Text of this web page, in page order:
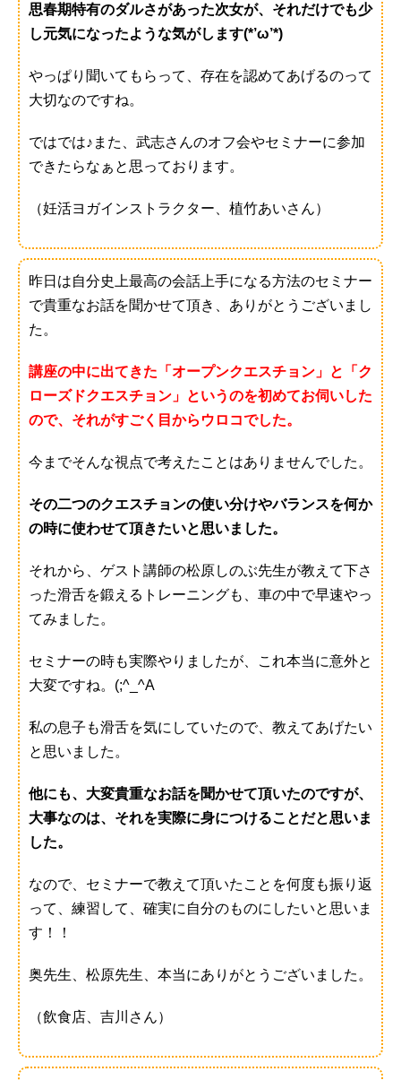
思春期特有のダルさがあった次女が、それだけでも少
し元気になったような気がします(*’ω’*)
やっぱり聞いてもらって、存在を認めてあげるのって
大切なのですね。
ではでは♪また、武志さんのオフ会やセミナーに参加
できたらなぁと思っております。
（妊活ヨガインストラクター、植竹あいさん）
昨日は自分史上最高の会話上手になる方法のセミナー
で貴重なお話を聞かせて頂き、ありがとうございまし
た。
講座の中に出てきた「オープンクエスチョン」と「ク
ローズドクエスチョン」というのを初めてお伺いした
ので、それがすごく目からウロコでした。
今までそんな視点で考えたことはありませんでした。
その二つのクエスチョンの使い分けやバランスを何か
の時に使わせて頂きたいと思いました。
それから、ゲスト講師の松原しのぶ先生が教えて下さ
った滑舌を鍛えるトレーニングも、車の中で早速やっ
てみました。
セミナーの時も実際やりましたが、これ本当に意外と
大変ですね。(;^_^A
私の息子も滑舌を気にしていたので、教えてあげたい
と思いました。
他にも、大変貴重なお話を聞かせて頂いたのですが、
大事なのは、それを実際に身につけることだと思いま
した。
なので、セミナーで教えて頂いたことを何度も振り返
って、練習して、確実に自分のものにしたいと思いま
す！！
奥先生、松原先生、本当にありがとうございました。
（飲食店、吉川さん）